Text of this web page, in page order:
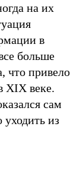
на их
в
больше
что привело
XIX веке.
сам
уходить из